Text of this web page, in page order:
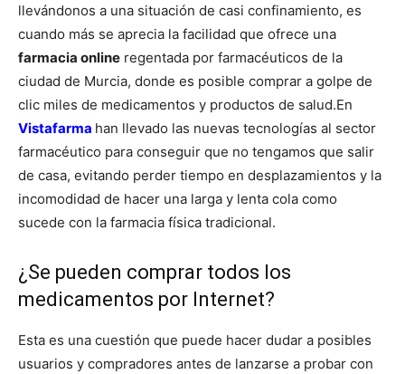
llevándonos a una situación de casi confinamiento, es
cuando más se aprecia la facilidad que ofrece una
farmacia online regentada por farmacéuticos de la
ciudad de Murcia, donde es posible comprar a golpe de
clic miles de medicamentos y productos de salud.En
Vistafarma han llevado las nuevas tecnologías al sector
farmacéutico para conseguir que no tengamos que salir
de casa, evitando perder tiempo en desplazamientos y la
incomodidad de hacer una larga y lenta cola como
sucede con la farmacia física tradicional.
¿Se pueden comprar todos los
medicamentos por Internet?
Esta es una cuestión que puede hacer dudar a posibles
usuarios y compradores antes de lanzarse a probar con